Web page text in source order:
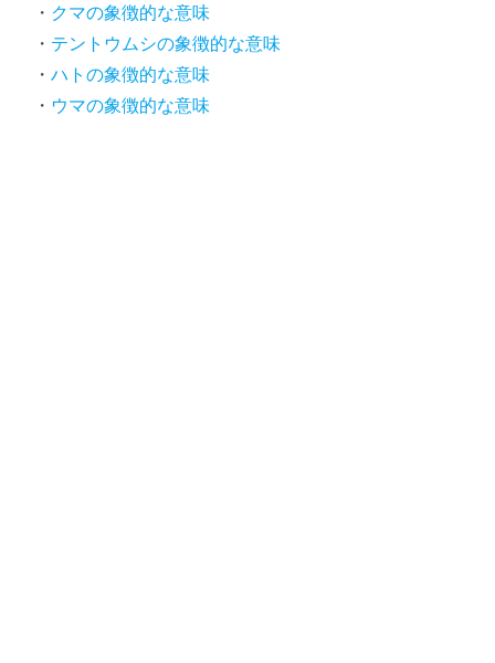
クマの象徴的な意味
テントウムシの象徴的な意味
ハトの象徴的な意味
ウマの象徴的な意味